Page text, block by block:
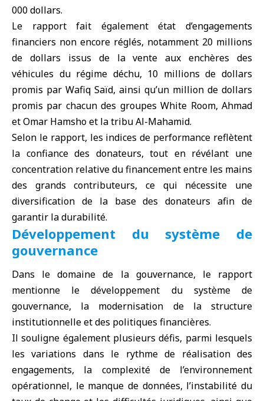
000 dollars.
Le rapport fait également état d’engagements
financiers non encore réglés, notamment 20 millions
de dollars issus de la vente aux enchères des
véhicules du régime déchu, 10 millions de dollars
promis par Wafiq Saïd, ainsi qu’un million de dollars
promis par chacun des groupes White Room, Ahmad
et Omar Hamsho et la tribu Al-Mahamid.
Selon le rapport, les indices de performance reflètent
la confiance des donateurs, tout en révélant une
concentration relative du financement entre les mains
des grands contributeurs, ce qui nécessite une
diversification de la base des donateurs afin de
garantir la durabilité.
Développement du système de
gouvernance
Dans le domaine de la gouvernance, le rapport
mentionne le développement du système de
gouvernance, la modernisation de la structure
institutionnelle et des politiques financières.
Il souligne également plusieurs défis, parmi lesquels
les variations dans le rythme de réalisation des
engagements, la complexité de l’environnement
opérationnel, le manque de données, l’instabilité du